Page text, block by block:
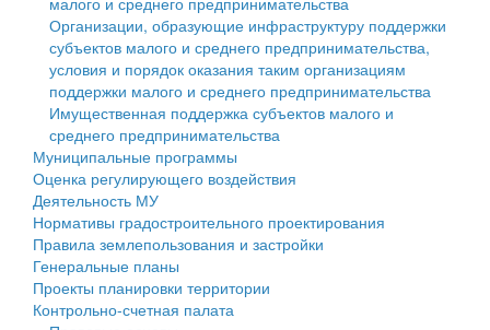
Персональные данные
Оценка регулирующего воздействия
Деятельность МУ
Нормативы градостроительного проектирования
Правила землепользования и застройки
Генеральные планы
Проекты планировки территории
Собрание депутатов
Организации, образующие инфраструктуру поддержки
субъектов малого и среднего предпринимательства,
условия и порядок оказания таким организациям
поддержки малого и среднего предпринимательства
Имущественная поддержка субъектов малого и
среднего предпринимательства
Муниципальные программы
Оценка регулирующего воздействия
Деятельность МУ
Нормативы градостроительного проектирования
Правила землепользования и застройки
Генеральные планы
Проекты планировки территории
Контрольно-счетная палата